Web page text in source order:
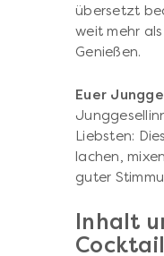
übersetzt
weit mehr
Genießen.
Euer
Liebsten:
lachen,
guter
Inhalt